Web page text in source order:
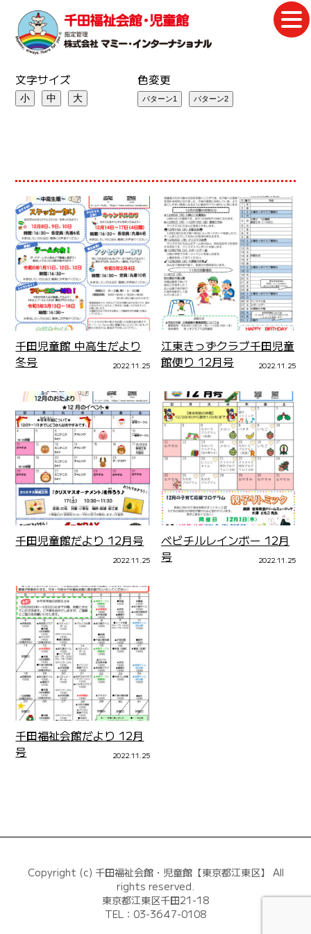
文字サイズ
小 中 大
色変更
千田児童館 中高生だより
冬号
2022.11.25
江東きっずクラブ千田児童
館便り 12月号
2022.11.25
千田児童館だより 12月号
2022.11.25
ベビチルレインボー 12月
号
2022.11.25
千田福祉会館だより 12月
号
2022.11.25
Copyright (c) 千田福祉会館・児童館【東京都江東区】 All
rights reserved.
東京都江東区千田21-18
TEL：03-3647-0108